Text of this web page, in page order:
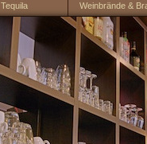
Tequila Weinbrände &